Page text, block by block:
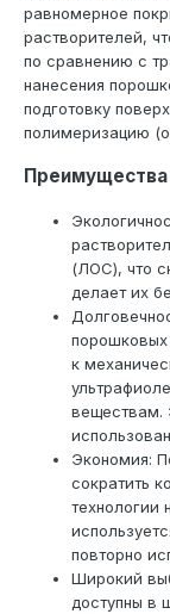
равномерное
растворителей,
по сравнению с
нанесения
подготовку
полимеризацию
(ЛОС), что
делает их
к
веществам.
Экономия:
сократить
технологии
повторно
Широкий
доступны в